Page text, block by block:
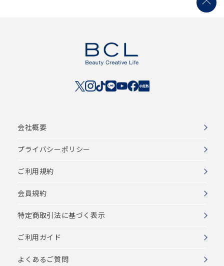
会社概要
プライバシーポリシー
ご利用規約
会員規約
特定商取引法に基づく表示
ご利用ガイド
よくあるご質問